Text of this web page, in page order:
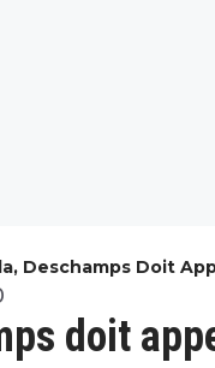
Deschamps Doit
doit